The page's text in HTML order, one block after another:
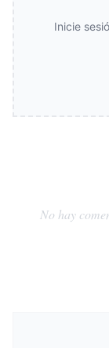
Inicie
No hay